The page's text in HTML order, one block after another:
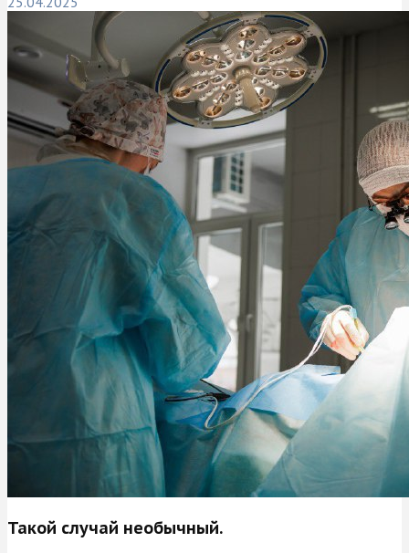
Такой случай необычный.